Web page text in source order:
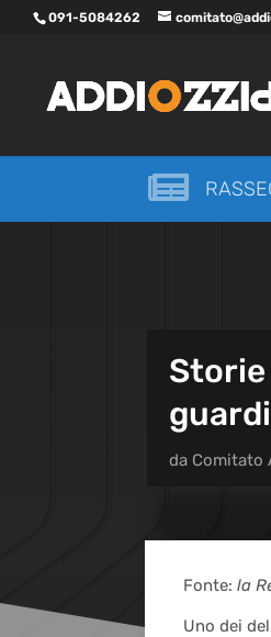
091-5084262

Storie
da Comitato
Fonte: la
Uno dei